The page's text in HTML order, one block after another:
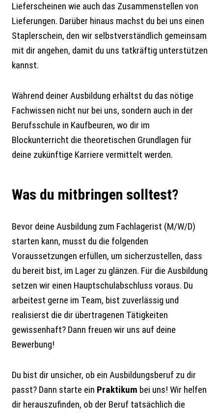
Lieferscheinen wie auch das Zusammenstellen von
Lieferungen. Darüber hinaus machst du bei uns einen
Staplerschein, den wir selbstverständlich gemeinsam
mit dir angehen, damit du uns tatkräftig unterstützen
kannst.
Während deiner Ausbildung erhältst du das nötige
Fachwissen nicht nur bei uns, sondern auch in der
Berufsschule in Kaufbeuren, wo dir im
Blockunterricht die theoretischen Grundlagen für
deine zukünftige Karriere vermittelt werden.
Was du mitbringen solltest?
Bevor deine Ausbildung zum Fachlagerist (M/W/D)
starten kann, musst du die folgenden
Voraussetzungen erfüllen, um sicherzustellen, dass
du bereit bist, im Lager zu glänzen. Für die Ausbildung
setzen wir einen Hauptschulabschluss voraus. Du
arbeitest gerne im Team, bist zuverlässig und
realisierst die dir übertragenen Tätigkeiten
gewissenhaft? Dann freuen wir uns auf deine
Bewerbung!
Du bist dir unsicher, ob ein Ausbildungsberuf zu dir
passt? Dann starte ein Praktikum bei uns! Wir helfen
dir herauszufinden, ob der Beruf tatsächlich die